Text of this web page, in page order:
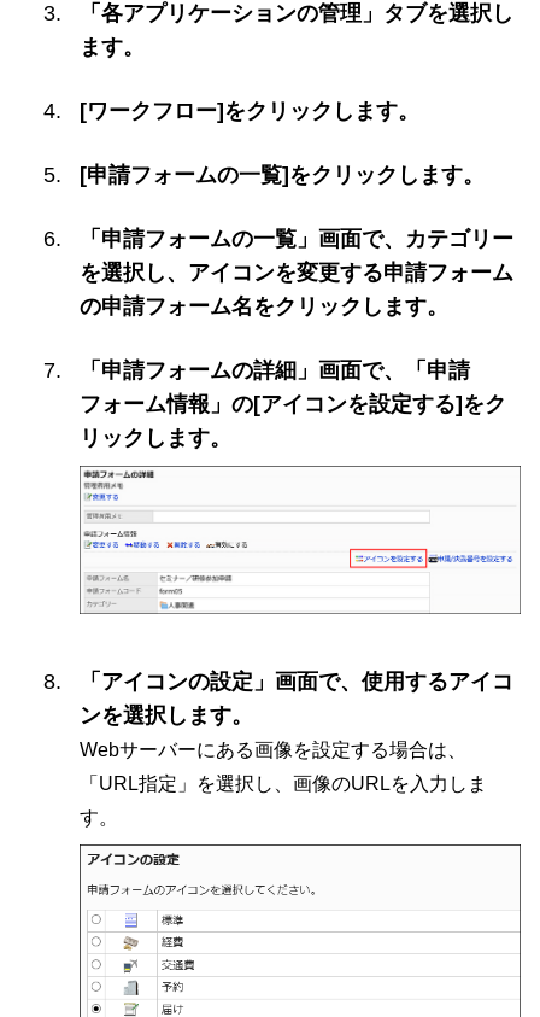
「各アプリケーションの管理」タブを選択し
ます。
[ワークフロー]をクリックします。
[申請フォームの一覧]をクリックします。
「申請フォームの一覧」画面で、カテゴリー
を選択し、アイコンを変更する申請フォーム
の申請フォーム名をクリックします。
「申請フォームの詳細」画面で、「申請
フォーム情報」の[アイコンを設定する]をク
リックします。
「アイコンの設定」画面で、使用するアイコ
ンを選択します。
Webサーバーにある画像を設定する場合は、
「URL指定」を選択し、画像のURLを入力しま
す。